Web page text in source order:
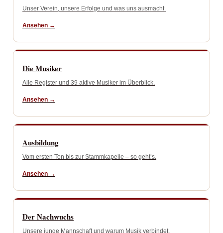
Unser Verein, unsere Erfolge und was uns ausmacht.
Ansehen →
Die Musiker
Alle Register und 39 aktive Musiker im Überblick.
Ansehen →
Ausbildung
Vom ersten Ton bis zur Stammkapelle – so geht’s.
Ansehen →
Der Nachwuchs
Unsere junge Mannschaft und warum Musik verbindet.